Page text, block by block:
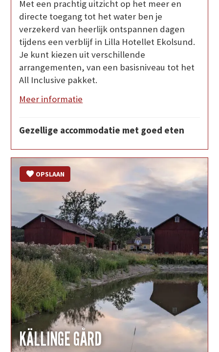
Met een prachtig uitzicht op het meer en
directe toegang tot het water ben je
verzekerd van heerlijk ontspannen dagen
tijdens een verblijf in Lilla Hotellet Ekolsund.
Je kunt kiezen uit verschillende
arrangementen, van een basisniveau tot het
All Inclusive pakket.
Meer informatie
Gezellige accommodatie met goed eten
KÄLLINGE GÅRD
OPSLAAN